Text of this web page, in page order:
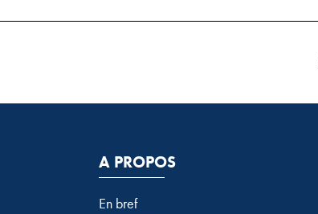
A PROPOS
En bref